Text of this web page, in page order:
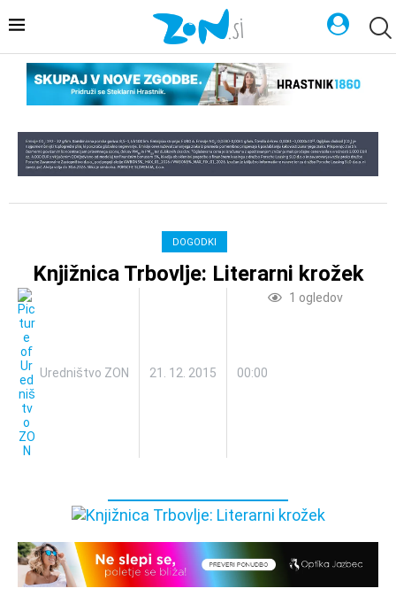
DOGODKI
Knjižnica Trbovlje: Literarni krožek
Uredništvo ZON 21. 12. 2015 00:00
1 ogledov